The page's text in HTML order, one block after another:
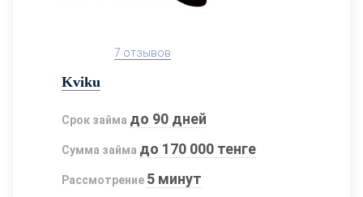
7 отзывов
Kviku
Срок займа до 90 дней
Сумма займа до 170 000 тенге
Рассмотрение 5 минут